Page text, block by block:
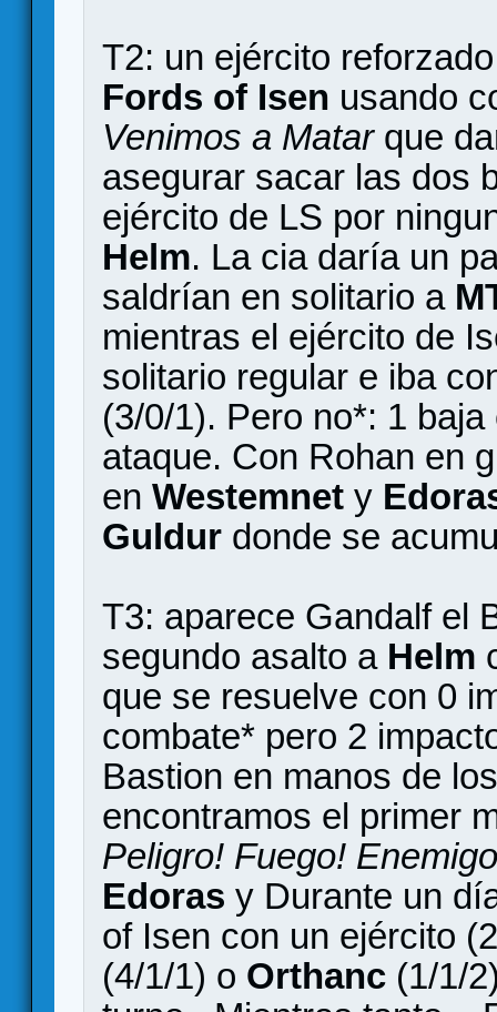
T2: un ejército
Fords of Isen usando
Venimos a Matarque
asegurar sacar las dos
ejército de LS por
Helm. La cia daría un
saldrían en solitario a
mientras el ejército de
solitario regular e iba
(3/0/1). Pero no*: 1
ataque. Con Rohan en
en Westemnet y
Guldur donde se
T3: aparece Gandalf el
segundo asalto a Helm
que se resuelve con 0
combate* pero 2
Bastion en manos de
encontramos el primer
Peligro! Fuego!
Edoras y Durante un
of Isen con un ejército
(4/1/1) o Orthanc (1/1/